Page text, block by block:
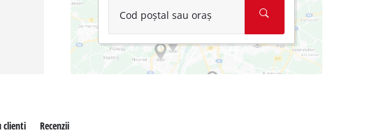
Cod poștal sau oraș
clienti Recenzii